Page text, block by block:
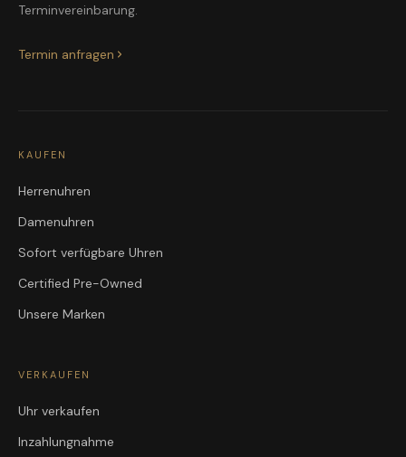
Terminvereinbarung.
Termin anfragen
KAUFEN
Herrenuhren
Damenuhren
Sofort verfügbare Uhren
Certified Pre-Owned
Unsere Marken
VERKAUFEN
Uhr verkaufen
Inzahlungnahme